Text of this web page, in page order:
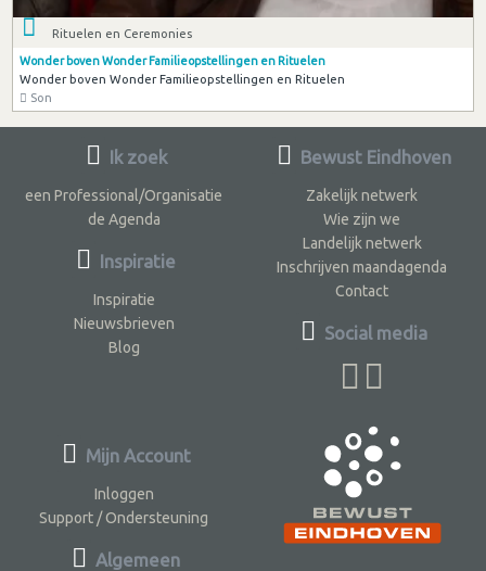
Rituelen en Ceremonies
Wonder boven Wonder Familieopstellingen en Rituelen
Wonder boven Wonder Familieopstellingen en Rituelen
Son
Ik zoek
een Professional/Organisatie
de Agenda
Inspiratie
Inspiratie
Nieuwsbrieven
Blog
Bewust Eindhoven
Zakelijk netwerk
Wie zijn we
Landelijk netwerk
Inschrijven maandagenda
Contact
Social media
Mijn Account
Inloggen
Support / Ondersteuning
Algemeen